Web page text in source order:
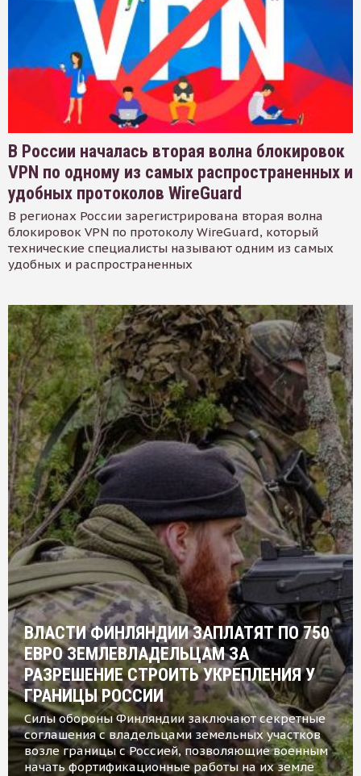
В России началась вторая волна блокировок
VPN по одному из самых распространенных и
удобных протоколов WireGuard
В регионах России зарегистрирована вторая волна
блокировок VPN по протоколу WireGuard, который
технические специалисты называют одним из самых
удобных и распространенных
ВЛАСТИ ФИНЛЯНДИИ ЗАПЛАТЯТ ПО 750
ЕВРО ЗЕМЛЕВЛАДЕЛЬЦАМ ЗА
РАЗРЕШЕНИЕ СТРОИТЬ УКРЕПЛЕНИЯ У
ГРАНИЦЫ РОССИИ
Силы обороны Финляндии заключают секретные
соглашения с владельцами земельных участков
возле границы с Россией, позволяющие военным
начать фортификационные работы на их земле